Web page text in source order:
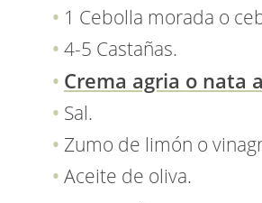
1 Cebolla morada o
4-5 Castañas.
Crema agria o nata
Sal.
Zumo de limón o
Aceite de oliva.